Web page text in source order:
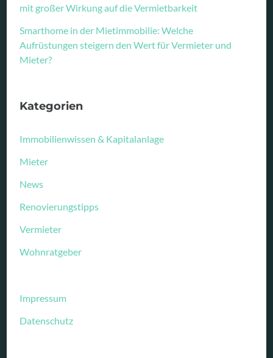
mit großer Wirkung auf die Vermietbarkeit
Smarthome in der Mietimmobilie: Welche
Aufrüstungen steigern den Wert für Vermieter und
Mieter?
Kategorien
Immobilienwissen & Kapitalanlage
Mieter
News
Renovierungstipps
Vermieter
Wohnratgeber
Impressum
Datenschutz